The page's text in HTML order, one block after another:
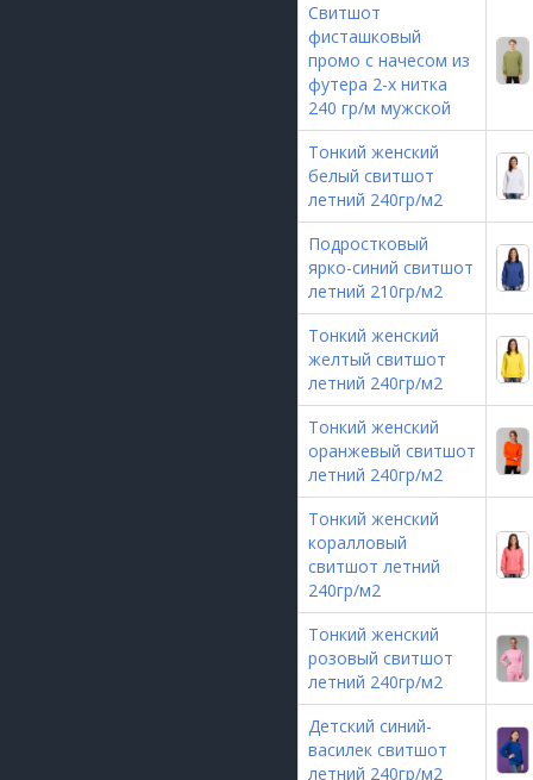
Свитшот
фисташковый
промо с начесом из
футера 2-х нитка
240 гр/м мужской
Тонкий женский
белый свитшот
летний 240гр/м2
Подростковый
ярко-синий свитшот
летний 210гр/м2
Тонкий женский
желтый свитшот
летний 240гр/м2
Тонкий женский
оранжевый свитшот
летний 240гр/м2
Тонкий женский
коралловый
свитшот летний
240гр/м2
Тонкий женский
розовый свитшот
летний 240гр/м2
Детский синий-
василек свитшот
летний 240гр/м2